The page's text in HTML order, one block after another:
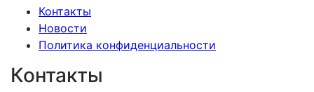
Контакты
Новости
Политика конфиденциальности
Контакты